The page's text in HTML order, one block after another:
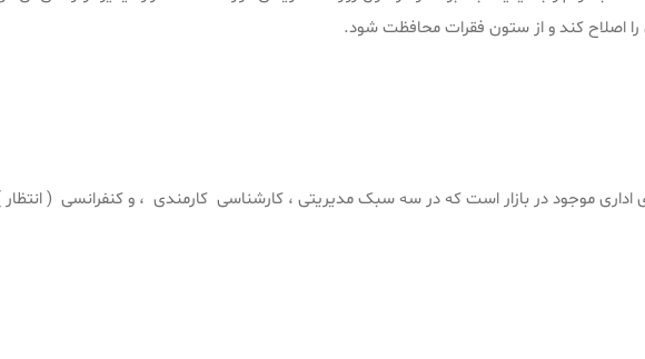
را اصلاح کند و از ستون فقرات محافظت شود.
موجود در بازار است که در سه سبک مدیریتی ، کارشناسی کارمندی ، و کنفرانسی ( انتظار